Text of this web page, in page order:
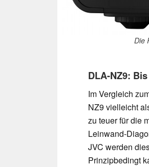
Die
DLA-NZ9:
Im Vergleich
NZ9 vielleicht
zu teuer für die
Leinwand-
JVC werden
Prinzipbedingt